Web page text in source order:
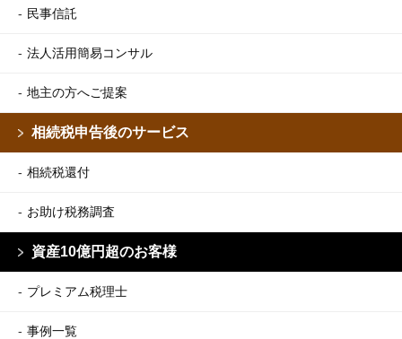
民事信託
法人活用簡易コンサル
地主の方へご提案
相続税申告後のサービス
相続税還付
お助け税務調査
資産10億円超のお客様
プレミアム税理士
事例一覧